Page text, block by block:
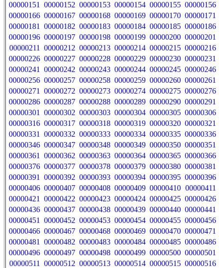
00000151
00000152 00000153 00000154 00000155 00000156
00000166 00000167 00000168 00000169 00000170 00000171
00000181
00000182 00000183 00000184 00000185 00000186
00000196 00000197 00000198 00000199 00000200 00000201
00000211
00000212 00000213 00000214 00000215 00000216
00000226 00000227 00000228 00000229 00000230 00000231
00000241
00000242 00000243 00000244 00000245 00000246
00000256 00000257 00000258 00000259 00000260 00000261
00000271
00000272 00000273 00000274 00000275 00000276
00000286 00000287 00000288 00000289 00000290 00000291
00000301
00000302 00000303 00000304 00000305 00000306
00000316 00000317 00000318 00000319 00000320 00000321
00000331
00000332 00000333 00000334 00000335 00000336
00000346 00000347 00000348 00000349 00000350 00000351
00000361
00000362 00000363 00000364 00000365 00000366
00000376 00000377 00000378 00000379 00000380 00000381
00000391
00000392 00000393 00000394 00000395 00000396
00000406 00000407 00000408 00000409 00000410 00000411
00000421
00000422 00000423 00000424 00000425 00000426
00000436 00000437 00000438 00000439 00000440 00000441
00000451
00000452 00000453 00000454 00000455 00000456
00000466 00000467 00000468 00000469 00000470 00000471
00000481
00000482 00000483 00000484 00000485 00000486
00000496 00000497 00000498 00000499 00000500 00000501
00000511
00000512 00000513 00000514 00000515 00000516